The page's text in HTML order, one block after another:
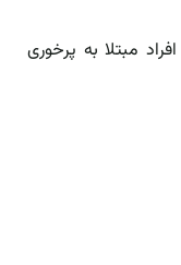
مبتلا به پرخوری